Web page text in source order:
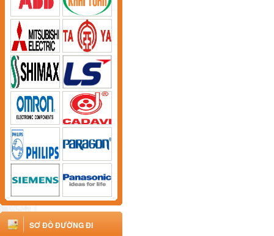
SƠ ĐỒ ĐƯỜNG ĐI